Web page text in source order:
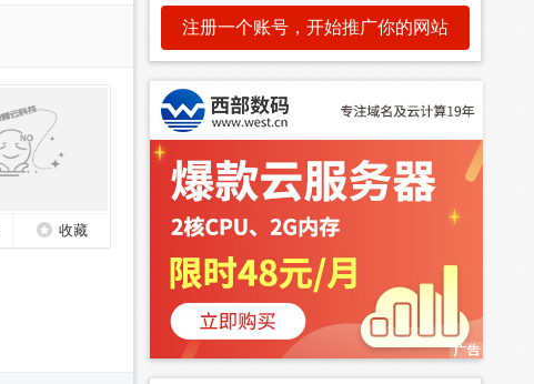
收藏
注册一个账号，开始推广你的网站